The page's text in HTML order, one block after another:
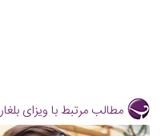
مطالب مرتبط با ویزای